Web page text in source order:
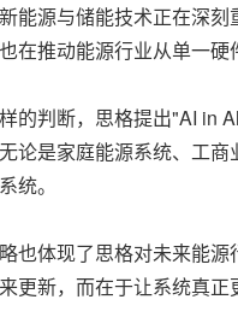
能源与储能技术正在深
在推动能源行业从单一硬
的判断，思格提出"AI in
论是家庭能源系统、工
统。
也体现了思格对未来能
更新，而在于让系统真